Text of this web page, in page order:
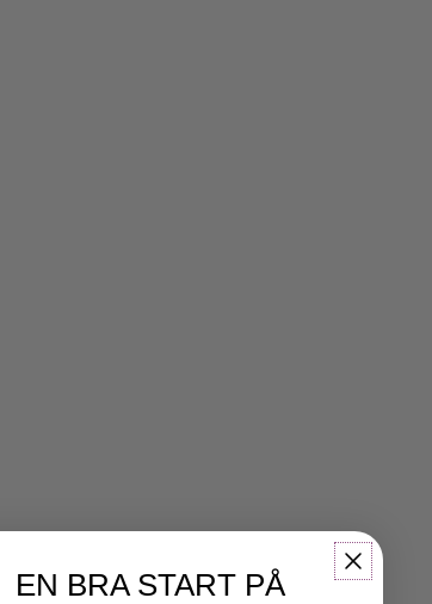
EN BRA START PÅ